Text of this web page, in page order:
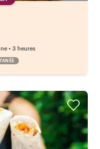
• 3 heures